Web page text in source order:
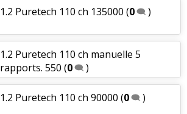
1.2 Puretech 110 ch 135000 (0 )
1.2 Puretech 110 ch manuelle 5
rapports. 550 (0 )
1.2 Puretech 110 ch 90000 (0 )